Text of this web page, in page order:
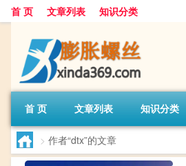
首 页 文章列表 知识分类
首 页 文章列表 知识分类
> 作者“dtx”的文章